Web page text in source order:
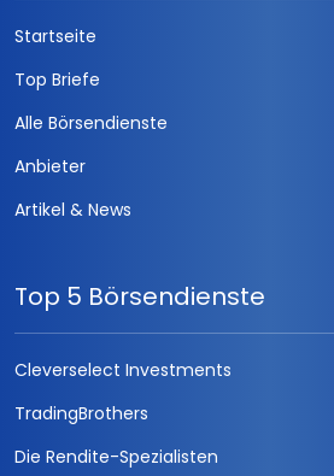
Der Privatinvestor
Forex Trading Signale
DAX Index Daytrading
Der Parseval
Startseite
Top Briefe
Alle Börsendienste
Anbieter
Artikel & News
Top 5 Börsendienste
Cleverselect Investments
TradingBrothers
Die Rendite-Spezialisten